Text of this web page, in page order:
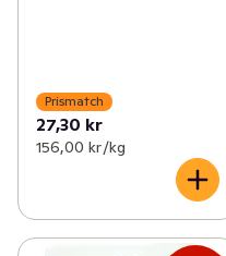
Prismatch
27,30 kr
156,00 kr /kg